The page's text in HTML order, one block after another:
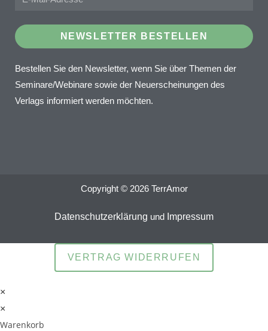
NEWSLETTER BESTELLEN
Bestellen Sie den Newsletter, wenn Sie über Themen der
Seminare/Webinare sowie der Neuerscheinungen des
Verlags informiert werden möchten.
Copyright © 2026 TerrAmor
Datenschutzerklärung und Impressum
VERTRAG WIDERRUFEN
×
×
Warenkorb